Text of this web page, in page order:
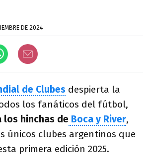
DE 2024
de Clubes despierta la
los fanáticos del fútbol,
los hinchas de Boca y River,
únicos clubes argentinos que
primera edición 2025.